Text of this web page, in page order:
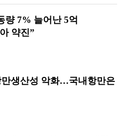
량 7% 늘어난 5억
약진”
만생산성 악화…국내항만은